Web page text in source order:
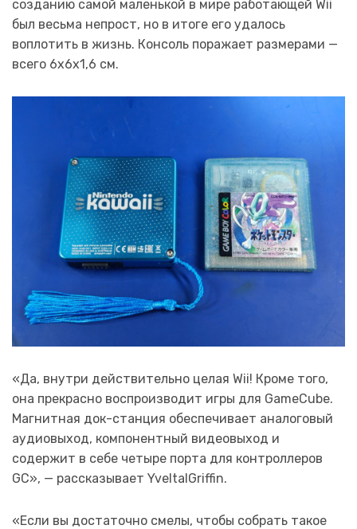
созданию самой маленькой в мире работающей Wii
был весьма непрост, но в итоге его удалось
воплотить в жизнь. Консоль поражает размерами —
всего 6х6х1,6 см.
«Да, внутри действительно целая Wii! Кроме того,
она прекрасно воспроизводит игры для GameCube.
Магнитная док-станция обеспечивает аналоговый
аудиовыход, компонентный видеовыход и
содержит в себе четыре порта для контроллеров
GC», — рассказывает YveltalGriffin.
«Если вы достаточно смелы, чтобы собрать такое